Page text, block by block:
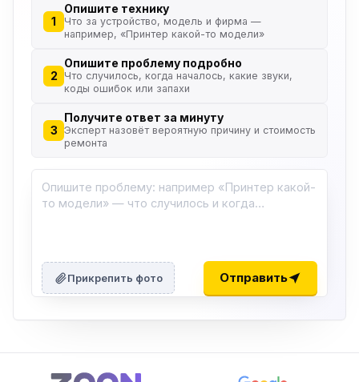
1
Опишите технику
Что за устройство, модель и фирма —
например, «Принтер какой-то модели»
2
Опишите проблему подробно
Что случилось, когда началось, какие звуки,
коды ошибок или запахи
3
Получите ответ за минуту
Эксперт назовёт вероятную причину и стоимость
ремонта
Прикрепить фото Отправить